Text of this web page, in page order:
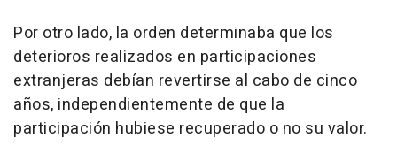
Por otro lado, la orden determinaba que los
deterioros realizados en participaciones
extranjeras debían revertirse al cabo de cinco
años, independientemente de que la
participación hubiese recuperado o no su valor.